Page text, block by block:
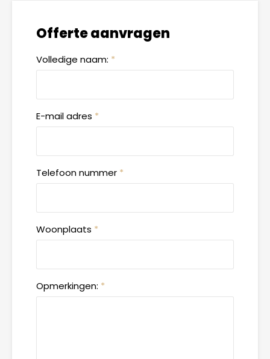
Offerte aanvragen
Volledige naam: *
E-mail adres *
Telefoon nummer *
Woonplaats *
Opmerkingen: *